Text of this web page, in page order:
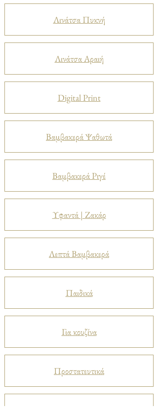
Λινάτσα Πυκνή
Λινάτσα Αραιή
Digital Print
Βαμβακερά Ψαθωτά
Βαμβακερά Ριγέ
Υφαντά | Ζακάρ
Λεπτά Βαμβακερά
Παιδικά
Για κουζίνα
Προστατευτικά